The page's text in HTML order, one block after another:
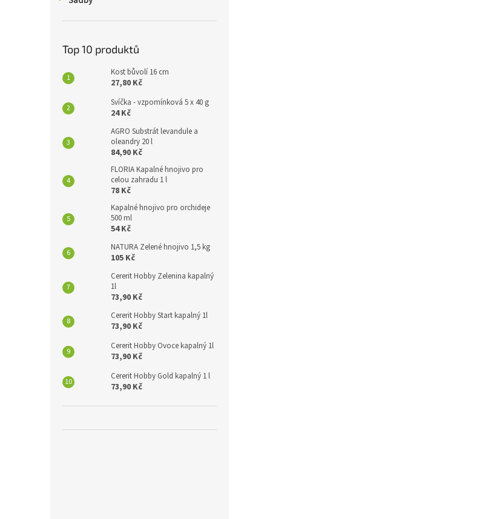
Top 10 produktů
Kost bůvolí 16 cm
27,80 Kč
Svíčka - vzpomínková 5 x 40 g
24 Kč
AGRO Substrát levandule a
oleandry 20 l
84,90 Kč
FLORIA Kapalné hnojivo pro
celou zahradu 1 l
78 Kč
Kapalné hnojivo pro orchideje
500 ml
54 Kč
NATURA Zelené hnojivo 1,5 kg
105 Kč
Cererit Hobby Zelenina kapalný
1l
73,90 Kč
Cererit Hobby Start kapalný 1l
73,90 Kč
Cererit Hobby Ovoce kapalný 1l
73,90 Kč
Cererit Hobby Gold kapalný 1 l
73,90 Kč